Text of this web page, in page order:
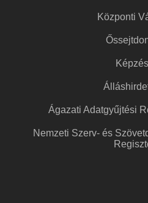
Központi
Ágazati Adatgyűjtési
Nemzeti Szerv- és